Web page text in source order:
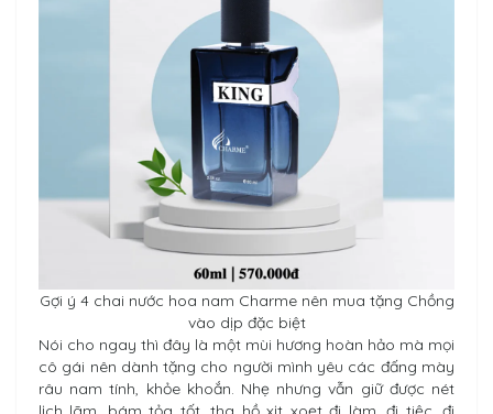
Gợi ý 4 chai nước hoa nam Charme nên mua tặng Chồng
vào dịp đặc biệt
Nói cho ngay thì đây là một mùi hương hoàn hảo mà mọi
cô gái nên dành tặng cho người mình yêu các đấng mày
râu nam tính, khỏe khoắn. Nhẹ nhưng vẫn giữ được nét